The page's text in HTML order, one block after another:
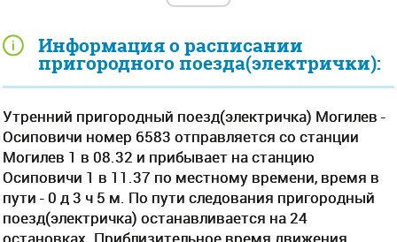
Информация о расписании
пригородного поезда(электрички):
Утренний пригородный поезд(электричка) Могилев -
Осиповичи номер 6583 отправляется со станции
Могилев 1 в 08.32 и прибывает на станцию
Осиповичи 1 в 11.37 по местному времени, время в
пути - 0 д 3 ч 5 м. По пути следования пригородный
поезд(электричка) останавливается на 24
остановках. Приблизительное время движения